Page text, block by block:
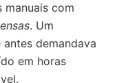
manuais com
. Um
demandava
em horas